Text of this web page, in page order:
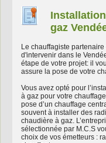
gaz
Le chauffagiste
d'intervenir dans le
étape de votre projet: il
assure la pose de votre
Vous avez opté pour
à gaz pour votre
pose d’un chauffage
souvent à installer des
chaudière à gaz.
sélectionnée par M.C.S
choix de vos émetteurs :